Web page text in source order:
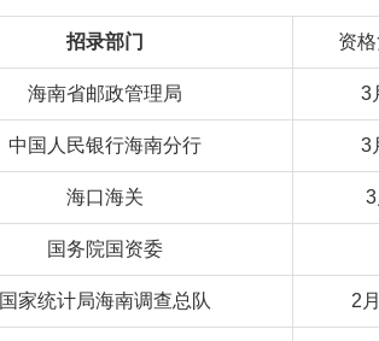
招录部门 资
海南省邮政管理局 3
中国人民银行海南分行 3
海口海关 3
国务院国资委
国家统计局海南调查总队 2